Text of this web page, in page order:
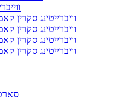
240/610 וויברייטינג
300/610 וויברייטינג
360/610 וויברייטינג
420/610 וויברייטינג